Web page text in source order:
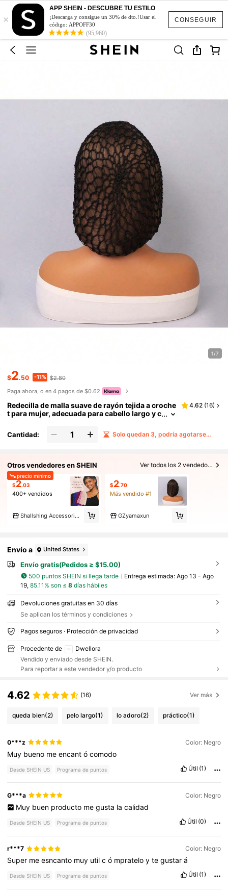
CONSEGUIR
×
APP SHEIN - DESCUBRE TU ESTILO
¡Descarga y consigue un 30% de dto.!Usar el
código: APPOFF30
(95,960)
1/7
$2.50 -11% $2.80
Paga ahora, o en 4 pagos de $0.62
Redecilla de malla suave de rayón tejida a croche
t para mujer, adecuada para cabello largo y c
omo cobertura o accesorio para el cabello. Regal
o para ella/Regalo para él/Regalo romántico/Reg
4.62 (16)
Cantidad: Solo quedan 3, podría agotarse mañana
Otros vendedores en SHEIN Ver todos los 2 vendedores
precio mínimo
$2.03
400+ vendidos
Shallshing Accessories Store
$2.70
Más vendido #1
GZyamaxun
Envío a United States
Envío gratis(Pedidos ≥ $15.00)
500 puntos SHEIN si llega tarde Entrega estimada: Ago 13 - Ago
19, 85.11% son ≤ 8días hábiles
Devoluciones gratuitas en 30 días
Se aplican los términos y condiciones
Pagos seguros · Protección de privacidad
Procedente de
Dwellora
Vendido y enviado desde SHEIN.
Para reportar a este vendedor y/o producto
4.62 (16) Ver más
queda bien(2) pelo largo(1) lo adoro(2) práctico(1)
0***z Color: Negro
Muy bueno meencantócomodo
Desde SHEIN US Programa de puntos Útil (1)
G***a Color: Negro
Muy buen producto me gusta la calidad
Desde SHEIN US Programa de puntos Útil (0)
r***7 Color: Negro
Super meesncanto muy utilcó mprateloytegustará
Desde SHEIN US Programa de puntos Útil (1)